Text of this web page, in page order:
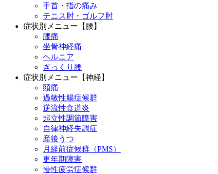
手首・指の痛み
テニス肘・ゴルフ肘
症状別メニュー【腰】
腰痛
坐骨神経痛
ヘルニア
ぎっくり腰
症状別メニュー【神経】
頭痛
過敏性腸症候群
逆流性食道炎
起立性調節障害
自律神経失調症
産後うつ
月経前症候群（PMS）
更年期障害
慢性疲労症候群